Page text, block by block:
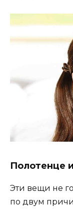
Полотенце
Эти вещи не
по двум